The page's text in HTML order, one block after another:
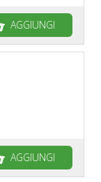
AGGIUNGI
AGGIUNGI